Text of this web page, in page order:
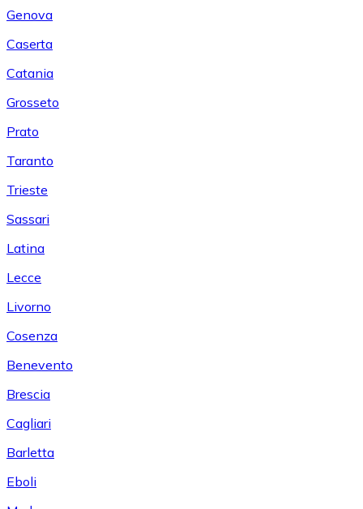
Genova
Caserta
Catania
Grosseto
Prato
Taranto
Trieste
Sassari
Latina
Lecce
Livorno
Cosenza
Benevento
Brescia
Cagliari
Barletta
Eboli